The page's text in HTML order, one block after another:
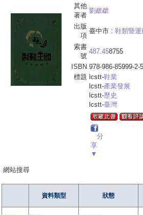
其他
著者
劉虣虣
出版
項
臺中市 : 鞋類暨
索書
號
487.458755
ISBN 978-986-85999-2-5
標題 lcstt-鞋業
lcstt-產業發展
lcstt-歷史
lcstt-臺灣
分
享
▼
網站搜尋
資料類型 狀態